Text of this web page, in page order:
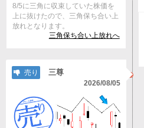
8/5に三角に収束していた株価を
上に抜けたので、三角保ち合い上
放れとなります。
三角保ち合い上放れへ
売り 三尊
2026/08/05